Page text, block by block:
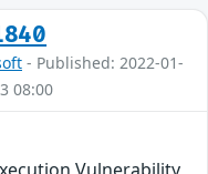
- Published: 2022-01-
08:00